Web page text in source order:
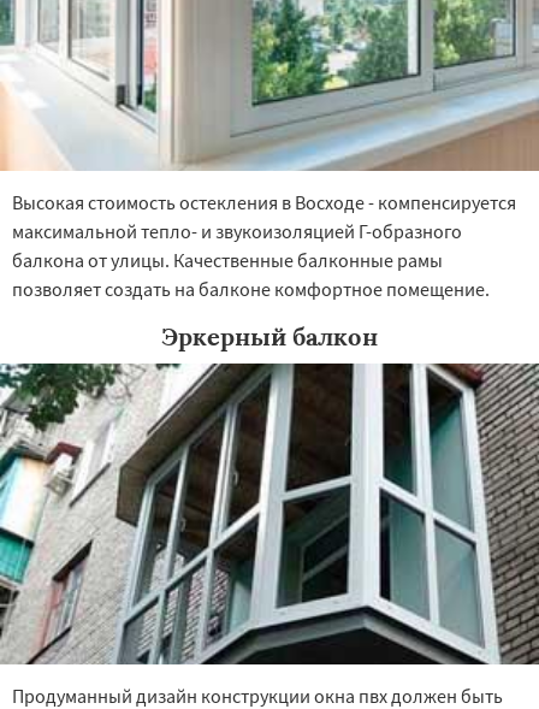
Высокая стоимость остекления в Восходе - компенсируется
максимальной тепло- и звукоизоляцией Г-образного
балкона от улицы. Качественные балконные рамы
позволяет создать на балконе комфортное помещение.
Эркерный балкон
Продуманный дизайн конструкции окна пвх должен быть